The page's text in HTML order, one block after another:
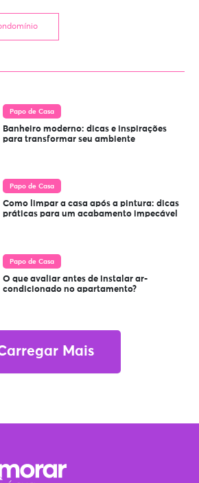
Papo de Casa
Banheiro moderno: dicas e inspirações
para transformar seu ambiente
Papo de Casa
Como limpar a casa após a pintura: dicas
práticas para um acabamento impecável
Papo de Casa
O que avaliar antes de instalar ar-
condicionado no apartamento?
Mais